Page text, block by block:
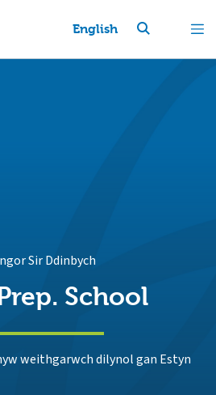
English
Sir Ddinbych
School
weithgarwch dilynol gan Estyn